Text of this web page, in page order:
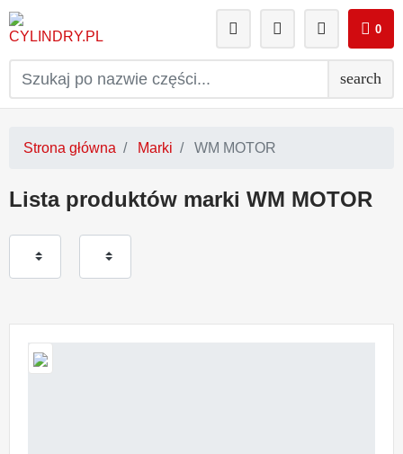
search
0
Strona główna Marki WM MOTOR
Lista produktów marki WM MOTOR